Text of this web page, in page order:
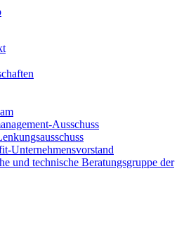
Ausschuss
Unternehmensvorstand
und technische Beratungsgruppe der